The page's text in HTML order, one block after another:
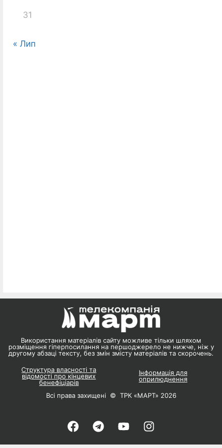
31
« Лип
Використання матеріалів сайту можливе тільки шляхом
розміщення гіперпосилання на першоджерело не нижче, ніж у
другому абзаці тексту, без змін змісту матеріалів та скорочень.
Структура власності та
відомості про кінцевих
бенефіціарів
Інформація для
оприлюднення
Всі права захищені © ТРК «МАРТ» 2026